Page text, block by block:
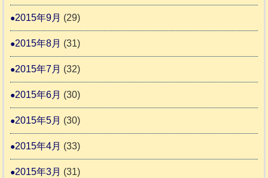
2015年9月 (29)
2015年8月 (31)
2015年7月 (32)
2015年6月 (30)
2015年5月 (30)
2015年4月 (33)
2015年3月 (31)